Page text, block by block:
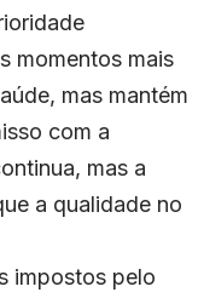
momentos mais
mas mantém
com a
mas a
a qualidade no
impostos pelo